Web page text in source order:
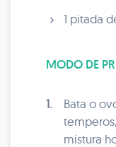
1 pitada
MODO DE
1.
Bata o
mistura